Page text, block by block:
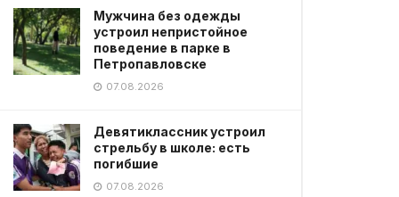
Мужчина без одежды
устроил непристойное
поведение в парке в
Петропавловске
07.08.2026
Девятиклассник устроил
стрельбу в школе: есть
погибшие
07.08.2026